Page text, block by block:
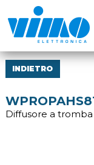
INDIETRO
Diffusore a